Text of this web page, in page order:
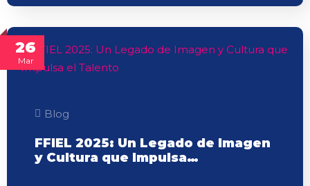
26
Mar
Blog
FFIEL 2025: Un Legado de Imagen
y Cultura que Impulsa…